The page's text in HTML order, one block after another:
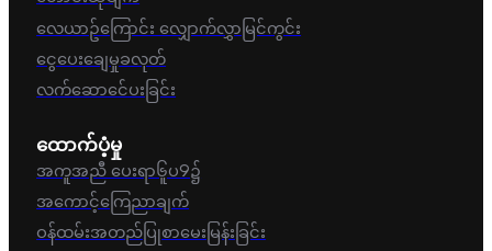
လေယာဥ်ကြောင်း လျှောက်လွှာမြင်ကွင်း
ငွေပေးချေမှုခလုတ်
လက်ဆောင်ေပးခြင်း
ထောက်ပံ့မှု
အကူအညီ ပေးရာ၆ူပ9၌
အကောင့်ကြေညာချက်
ဝန်ထမ်းအတည်ပြုစာမေးမြန်းခြင်း